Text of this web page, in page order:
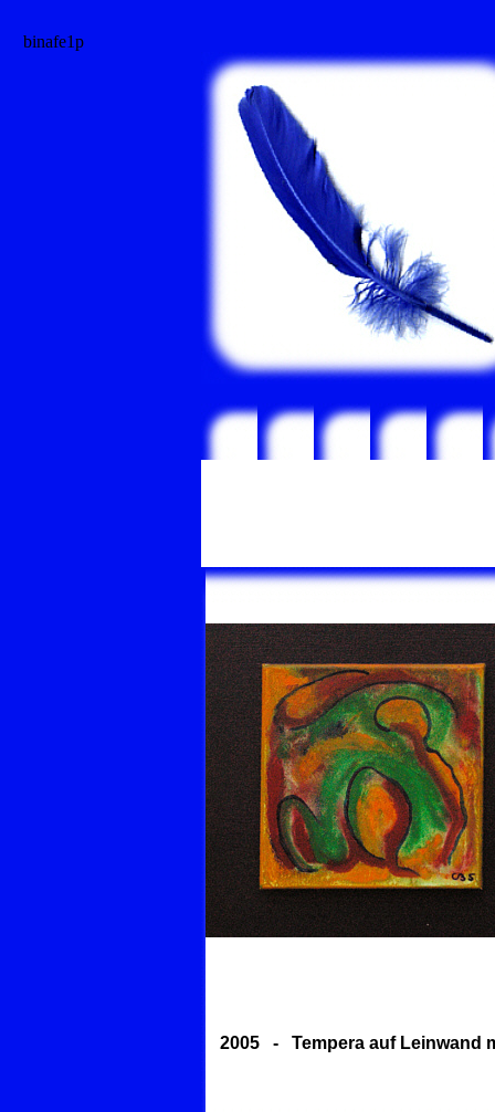
binafe1p
2005 - Tempera auf Leinwand